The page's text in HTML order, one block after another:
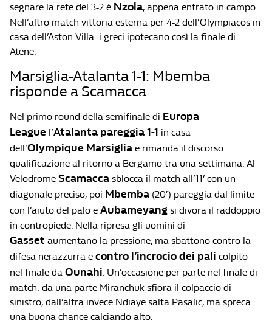
segnare la rete del 3-2 è Nzola, appena entrato in campo.
Nell’altro match vittoria esterna per 4-2 dell’Olympiacos in
casa dell’Aston Villa: i greci ipotecano così la finale di
Atene.
Marsiglia-Atalanta 1-1: Mbemba
risponde a Scamacca
Nel primo round della semifinale di Europa
League l’Atalanta pareggia 1-1 in casa
dell’Olympique Marsiglia e rimanda il discorso
qualificazione al ritorno a Bergamo tra una settimana. Al
Velodrome Scamacca sblocca il match all’11’ con un
diagonale preciso, poi Mbemba (20′) pareggia dal limite
con l’aiuto del palo e Aubameyang si divora il raddoppio
in contropiede. Nella ripresa gli uomini di
Gasset aumentano la pressione, ma sbattono contro la
difesa nerazzurra e contro l’incrocio dei pali colpito
nel finale da Ounahi. Un’occasione per parte nel finale di
match: da una parte Miranchuk sfiora il colpaccio di
sinistro, dall’altra invece Ndiaye salta Pasalic, ma spreca
una buona chance calciando alto.